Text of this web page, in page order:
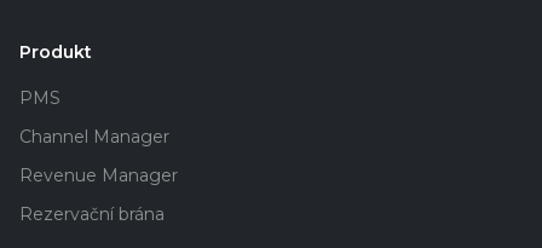
Produkt
PMS
Channel Manager
Revenue Manager
Rezervační brána